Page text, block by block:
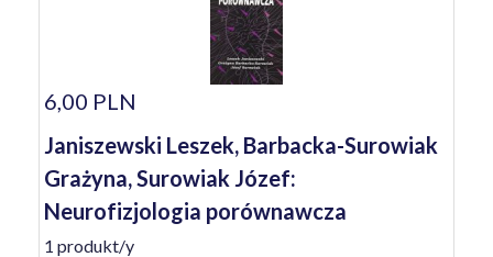
6,00 PLN
Janiszewski Leszek, Barbacka-Surowiak
Grażyna, Surowiak Józef:
Neurofizjologia porównawcza
1 produkt/y